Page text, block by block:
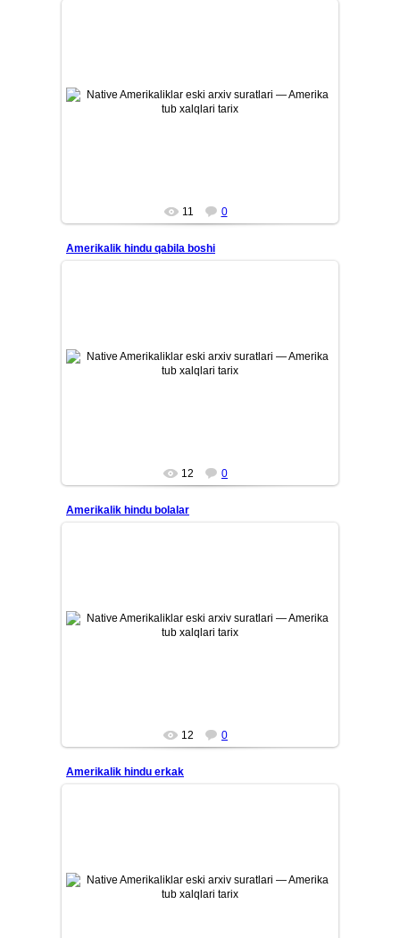
Amerika tub aholisi — Native Amerikaliklarning eski tarixiy
arxiv suratlari. Qadimiy qabilalar, ularning madaniyati, ...
11 0
Amerikalik hindu qabila boshi
Amerika tub aholisi — Native Amerikaliklarning eski tarixiy
arxiv suratlari. Qadimiy qabilalar, ularning madaniyati, ...
12 0
Amerikalik hindu bolalar
Amerika tub aholisi — Native Amerikaliklarning eski tarixiy
arxiv suratlari. Qadimiy qabilalar, ularning madaniyati, ...
12 0
Amerikalik hindu erkak
Amerika tub aholisi — Native Amerikaliklarning eski tarixiy
arxiv suratlari. Qadimiy qabilalar, ularning madaniyati, ...